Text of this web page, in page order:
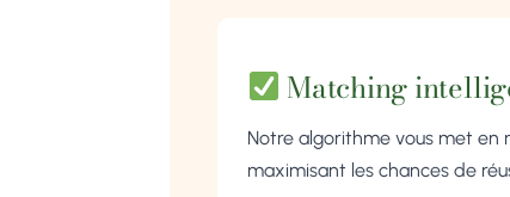
Matching
Notre algorithme vous met en
maximisant les chances de